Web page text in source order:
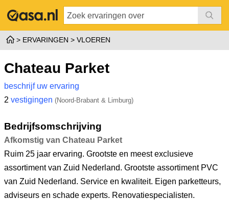
ERVARINGEN VLOEREN
Chateau Parket
beschrijf uw ervaring
2 vestigingen (Noord-Brabant & Limburg)
Bedrijfsomschrijving
Afkomstig van Chateau Parket
Ruim 25 jaar ervaring. Grootste en meest exclusieve
assortiment van Zuid Nederland. Grootste assortiment PVC
van Zuid Nederland. Service en kwaliteit. Eigen parketteurs,
adviseurs en schade experts. Renovatiespecialisten.